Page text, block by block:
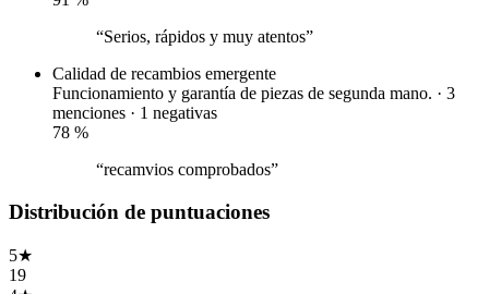
“Serios, rápidos y muy atentos”
Calidad de recambios emergente
Funcionamiento y garantía de piezas de segunda mano. · 3
menciones · 1 negativas
78 %
“recamvios comprobados”
Distribución de puntuaciones
5★
19